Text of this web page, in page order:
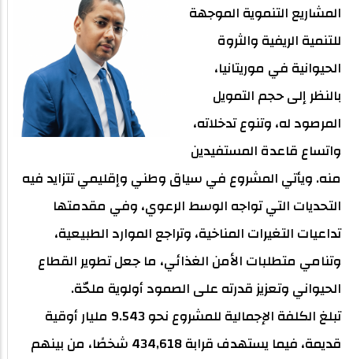
المشاريع التنموية الموجهة
للتنمية الريفية والثروة
الحيوانية في موريتانيا،
بالنظر إلى حجم التمويل
المرصود له، وتنوع تدخلاته،
واتساع قاعدة المستفيدين
منه. ويأتي المشروع في سياق وطني وإقليمي تتزايد فيه
التحديات التي تواجه الوسط الرعوي، وفي مقدمتها
تداعيات التغيرات المناخية، وتراجع الموارد الطبيعية،
وتنامي متطلبات الأمن الغذائي، ما جعل تطوير القطاع
الحيواني وتعزيز قدرته على الصمود أولوية ملحّة.
تبلغ الكلفة الإجمالية للمشروع نحو 9.543 مليار أوقية
قديمة، فيما يستهدف قرابة 434,618 شخصًا، من بينهم